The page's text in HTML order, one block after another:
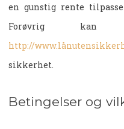
en gunstig rente
Forøvrig kan
http://
sikkerhet.
Betingelser og